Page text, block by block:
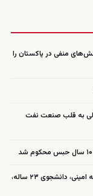
منفی در پاکستان را
به قلب صنعت نفت
اتهام «محاربه» برای چند استوری اینستاگرامی؛ نجمه امینی، دانشجوی ۲۳ ساله،